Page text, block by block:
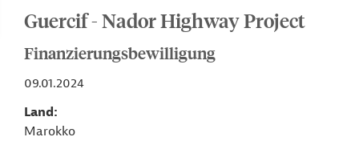
Guercif - Nador Highway Project
Finanzierungsbewilligung
09.01.2024
Land
Marokko